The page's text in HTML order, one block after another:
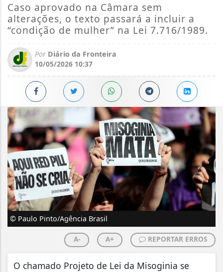
Caso aprovado na Câmara sem
alterações, o texto passará a incluir a
“condição de mulher” na Lei 7.716/1989.
Por Diário da Fronteira
10/05/2026 10:37
© Paulo Pinto/Agência Brasil
A- A+ REPORTAR ERROS
O chamado Projeto de Lei da Misoginia se